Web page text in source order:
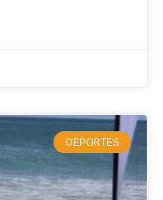
DEPORTES